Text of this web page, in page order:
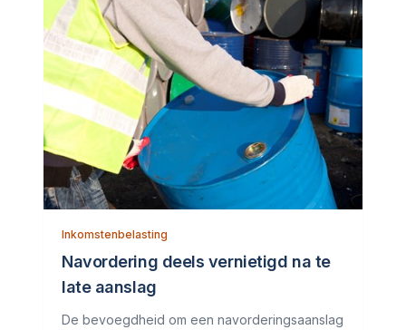
Inkomstenbelasting
Navordering deels vernietigd na te
late aanslag
De bevoegdheid om een navorderingsaanslag